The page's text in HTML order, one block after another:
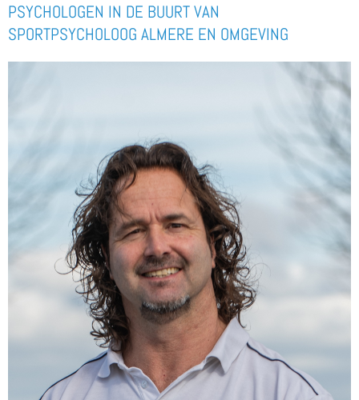
PSYCHOLOGEN IN DE BUURT VAN
SPORTPSYCHOLOOG ALMERE EN OMGEVING